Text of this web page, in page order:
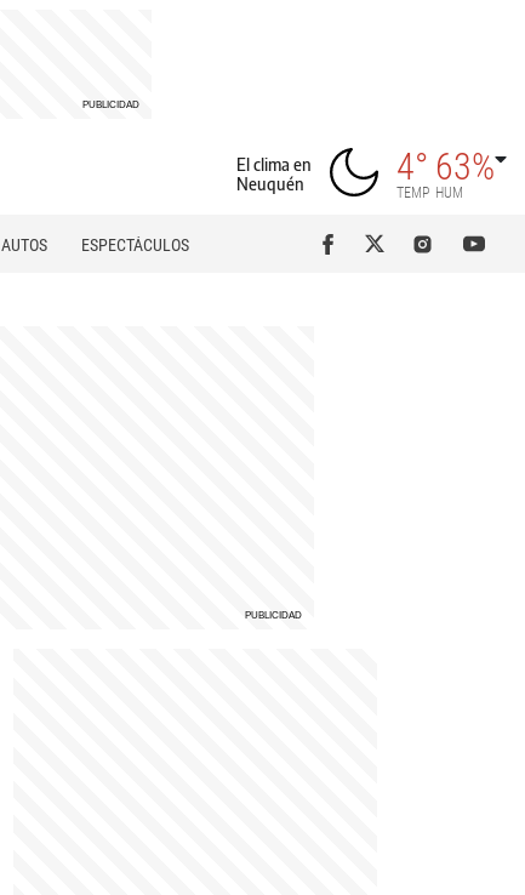
El clima en
Neuquén
4°
TEMP
63%
HUM
AUTOS
ESPECTÁCULOS